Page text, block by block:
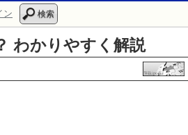
ン 検索
わかりやすく解説